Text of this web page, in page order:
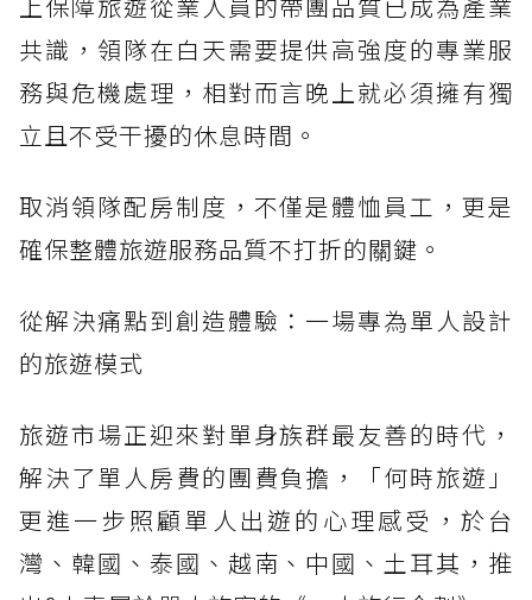
共識，領隊在白天需要提供高強度的專業服
務與危機處理，相對而言晚上就必須擁有獨
立且不受干擾的休息時間。
取消領隊配房制度，不僅是體恤員工，更是
確保整體旅遊服務品質不打折的關鍵。
從解決痛點到創造體驗：一場專為單人設計
的旅遊模式
旅遊市場正迎來對單身族群最友善的時代，
解決了單人房費的團費負擔，「何時旅遊」
更進一步照顧單人出遊的心理感受，於台
灣、韓國、泰國、越南、中國、土耳其，推